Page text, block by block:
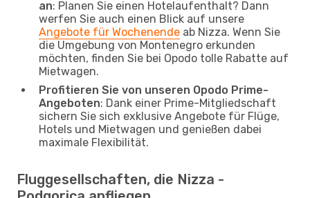
an: Planen Sie einen Hotelaufenthalt? Dann
werfen Sie auch einen Blick auf unsere
Angebote für Wochenende ab Nizza. Wenn Sie
die Umgebung von Montenegro erkunden
möchten, finden Sie bei Opodo tolle Rabatte auf
Mietwagen.
Profitieren Sie von unseren Opodo Prime-
Angeboten: Dank einer Prime-Mitgliedschaft
sichern Sie sich exklusive Angebote für Flüge,
Hotels und Mietwagen und genießen dabei
maximale Flexibilität.
Fluggesellschaften, die Nizza -